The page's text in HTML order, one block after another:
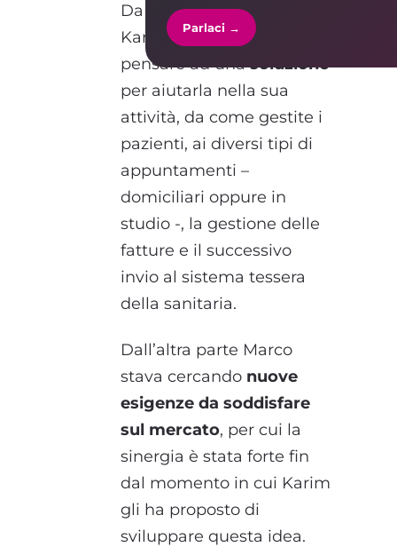
Da quel momento in poi
Karim ha cominciato a
pensare ad unasoluzione
per aiutarla nella sua
attività, da come gestite i
pazienti, ai diversi tipi di
appuntamenti –
domiciliari oppure in
studio -, la gestione delle
fatture e il successivo
invio al sistema tessera
della sanitaria.
Dall’altra parte Marco
stava cercando nuove
esigenze da soddisfare
sul mercato, per cui la
sinergia è stata forte fin
dal momento in cui Karim
gli ha proposto di
sviluppare questa idea.
Parlaci →